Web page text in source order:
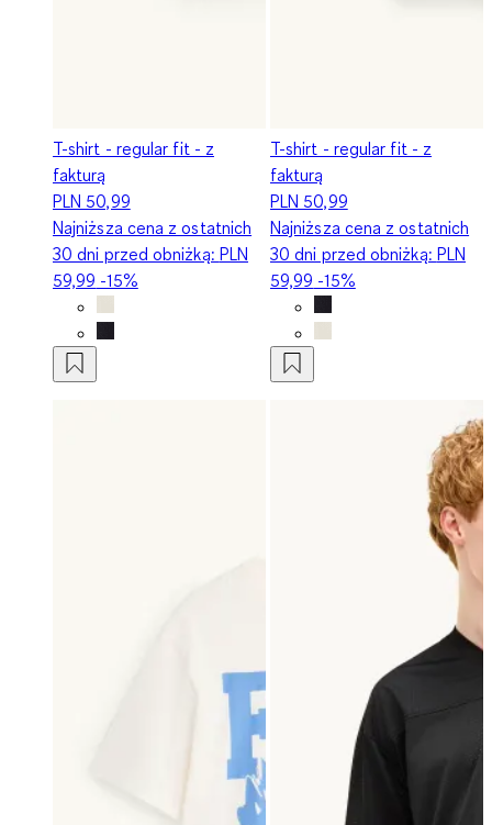
T-shirt - regular fit - z
fakturą
PLN 50,99
Najniższa cena z ostatnich
30 dni przed obniżką: PLN
59,99 -15%
T-shirt - regular fit - z
fakturą
PLN 50,99
Najniższa cena z ostatnich
30 dni przed obniżką: PLN
59,99 -15%